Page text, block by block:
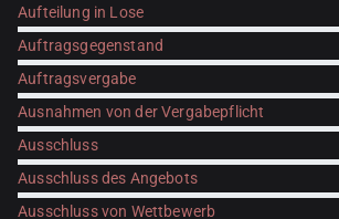
Aufteilung in Lose
Auftragsgegenstand
Auftragsvergabe
Ausnahmen von der Vergabepflicht
Ausschluss
Ausschluss des Angebots
Ausschluss von Wettbewerb